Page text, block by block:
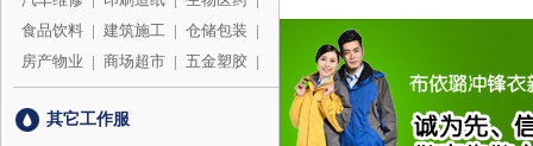
食品饮料 | 建筑施工 | 仓储包装 |
房产物业 | 商场超市 | 五金塑胶 |
其它工作服